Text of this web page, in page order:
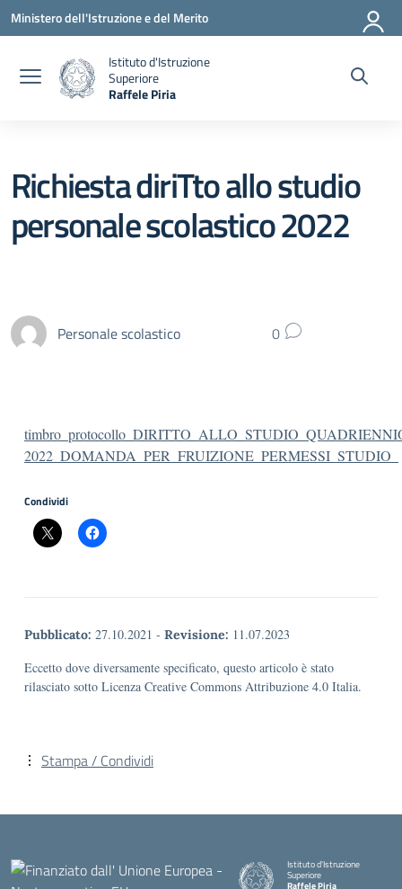
Vai ai contenuti
Vai al menu di navigazione
Vai al footer
Ministero dell'Istruzione e del Merito
Istituto d'Istruzione
Superiore
Raffele Piria
Richiesta diriTto allo studio
personale scolastico 2022
Personale scolastico 0
2022_DOMANDA_PER_FRUIZIONE_PERMESSI_STUDIO_
Condividi
Pubblicato: 27.10.2021 - Revisione: 11.07.2023
Eccetto dove diversamente specificato, questo articolo è stato
rilasciato sotto Licenza Creative Commons Attribuzione 4.0 Italia.
Stampa / Condividi
Istituto d'Istruzione
Superiore
Raffele Piria